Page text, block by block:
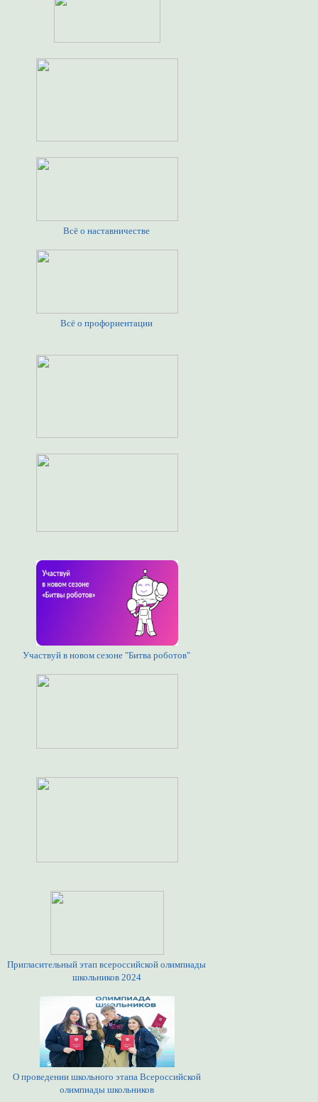
Всё о наставничестве
Всё о профориентации
Участвуй в новом сезоне "Битва роботов"
Пригласительный этап всероссийской олимпиады
школьников 2024
О проведении школьного этапа Всероссийской
олимпиады школьников